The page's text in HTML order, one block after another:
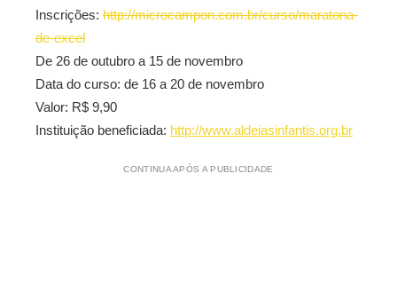
Inscrições: http://microcampon.com.br/curso/maratona-
de-excel
De 26 de outubro a 15 de novembro
Data do curso: de 16 a 20 de novembro
Valor: R$ 9,90
Instituição beneficiada: http://www.aldeiasinfantis.org.br
CONTINUA APÓS A PUBLICIDADE